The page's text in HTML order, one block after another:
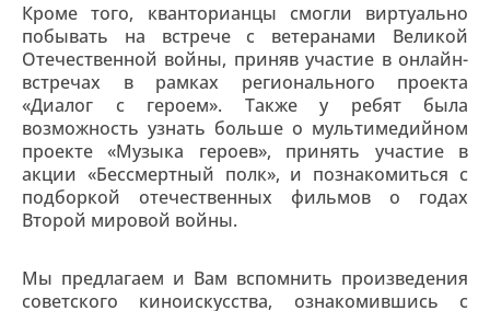
Кроме того, кванторианцы смогли виртуально
побывать на встрече с ветеранами Великой
Отечественной войны, приняв участие в онлайн-
встречах в рамках регионального проекта
«Диалог с героем». Также у ребят была
возможность узнать больше о мультимедийном
проекте «Музыка героев», принять участие в
акции «Бессмертный полк», и познакомиться с
подборкой отечественных фильмов о годах
Второй мировой войны.
Мы предлагаем и Вам вспомнить произведения
советского киноискусства, ознакомившись с